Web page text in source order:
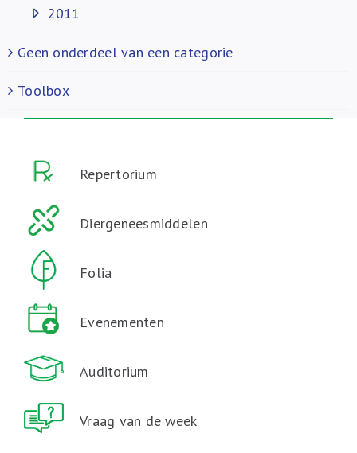
2011
Geen onderdeel van een categorie
Toolbox
Repertorium
Diergeneesmiddelen
Folia
Evenementen
Auditorium
Vraag van de week